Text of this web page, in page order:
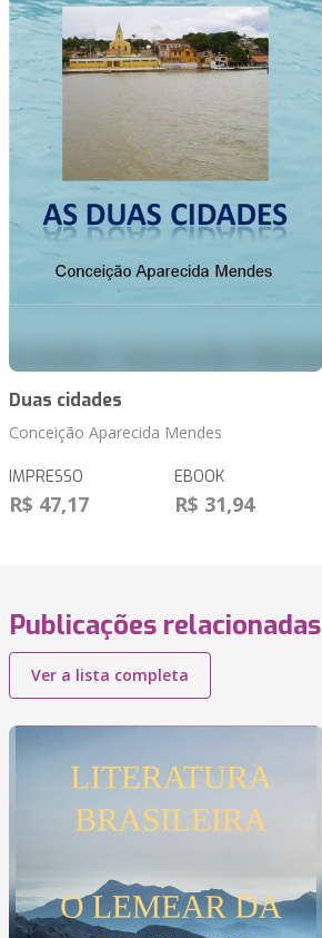
Duas cidades
Conceição Aparecida Mendes
IMPRESSO
R$ 47,17
EBOOK
R$ 31,94
Publicações relacionadas
Ver a lista completa